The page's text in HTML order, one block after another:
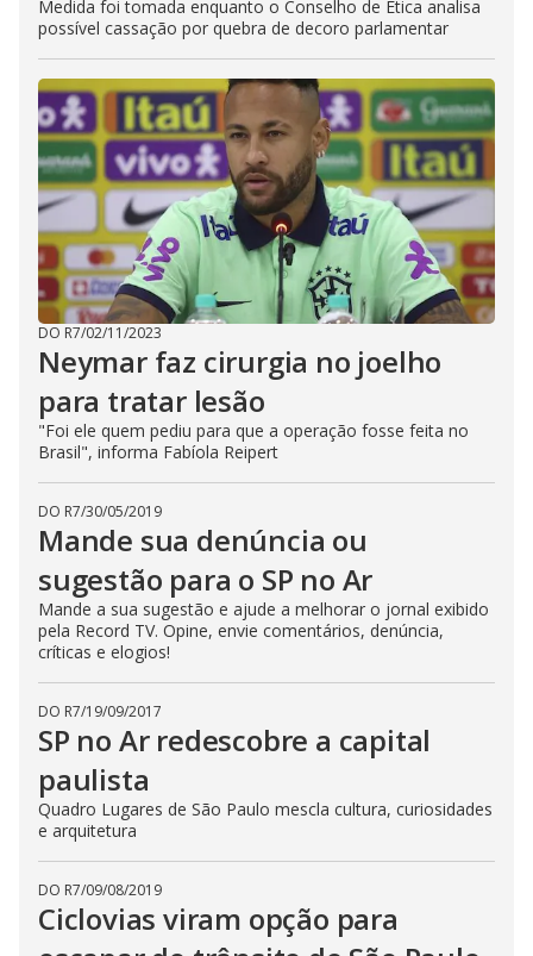
Medida foi tomada enquanto o Conselho de Ética analisa
possível cassação por quebra de decoro parlamentar
DO R7/02/11/2023
Neymar faz cirurgia no joelho
para tratar lesão
"Foi ele quem pediu para que a operação fosse feita no
Brasil", informa Fabíola Reipert
DO R7/30/05/2019
Mande sua denúncia ou
sugestão para o SP no Ar
Mande a sua sugestão e ajude a melhorar o jornal exibido
pela Record TV. Opine, envie comentários, denúncia,
críticas e elogios!
DO R7/19/09/2017
SP no Ar redescobre a capital
paulista
Quadro Lugares de São Paulo mescla cultura, curiosidades
e arquitetura
DO R7/09/08/2019
Ciclovias viram opção para